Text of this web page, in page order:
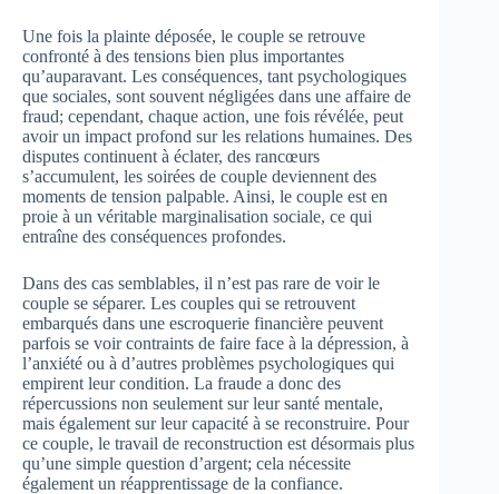
Une fois la plainte déposée, le couple se retrouve
confronté à des tensions bien plus importantes
qu’auparavant. Les conséquences, tant psychologiques
que sociales, sont souvent négligées dans une affaire de
fraud; cependant, chaque action, une fois révélée, peut
avoir un impact profond sur les relations humaines. Des
disputes continuent à éclater, des rancœurs
s’accumulent, les soirées de couple deviennent des
moments de tension palpable. Ainsi, le couple est en
proie à un véritable marginalisation sociale, ce qui
entraîne des conséquences profondes.
Dans des cas semblables, il n’est pas rare de voir le
couple se séparer. Les couples qui se retrouvent
embarqués dans une escroquerie financière peuvent
parfois se voir contraints de faire face à la dépression, à
l’anxiété ou à d’autres problèmes psychologiques qui
empirent leur condition. La fraude a donc des
répercussions non seulement sur leur santé mentale,
mais également sur leur capacité à se reconstruire. Pour
ce couple, le travail de reconstruction est désormais plus
qu’une simple question d’argent; cela nécessite
également un réapprentissage de la confiance.